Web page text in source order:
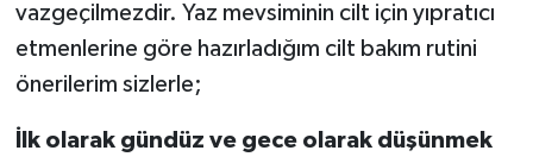
vazgeçilmezdir. Yaz mevsiminin cilt için yıpratıcı
etmenlerine göre hazırladığım cilt bakım rutini
önerilerim sizlerle;
İlk olarak gündüz ve gece olarak düşünmek
Ülke